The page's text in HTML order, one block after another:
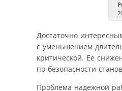
Достаточно
с уменьшением
критической. Ее
по безопасности
Проблема надежной